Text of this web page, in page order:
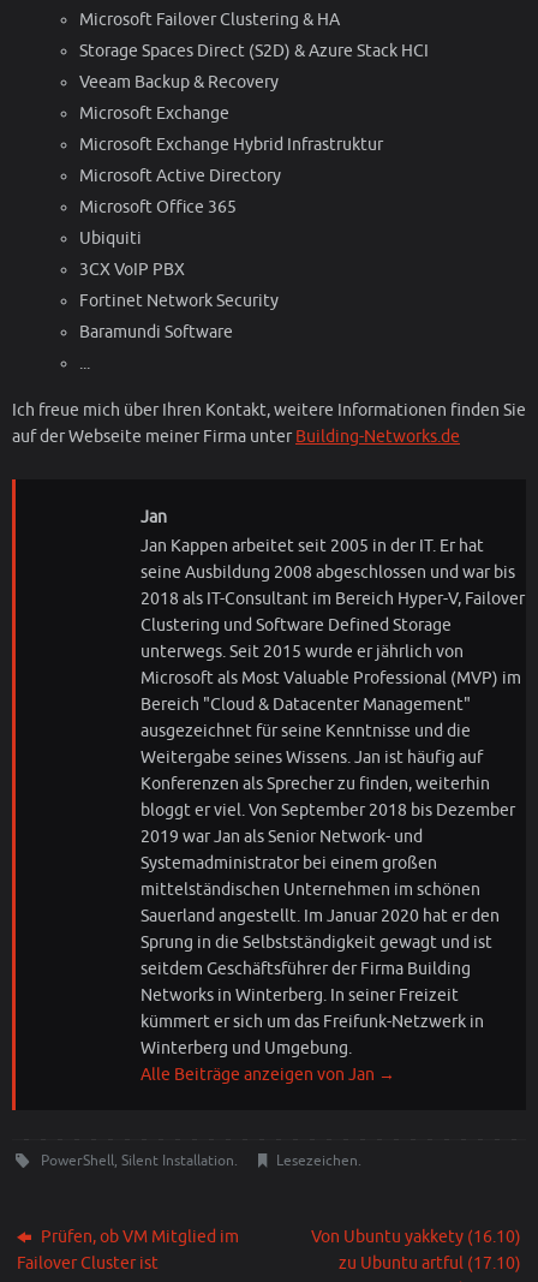
Microsoft Failover Clustering & HA
Storage Spaces Direct (S2D) & Azure Stack HCI
Veeam Backup & Recovery
Microsoft Exchange
Microsoft Exchange Hybrid Infrastruktur
Microsoft Active Directory
Microsoft Office 365
Ubiquiti
3CX VoIP PBX
Fortinet Network Security
Baramundi Software
...
Ich freue mich über Ihren Kontakt, weitere Informationen finden Sie
auf der Webseite meiner Firma unter Building-Networks.de
Jan
Jan Kappen arbeitet seit 2005 in der IT. Er hat
seine Ausbildung 2008 abgeschlossen und war bis
2018 als IT-Consultant im Bereich Hyper-V, Failover
Clustering und Software Defined Storage
unterwegs. Seit 2015 wurde er jährlich von
Microsoft als Most Valuable Professional (MVP) im
Bereich "Cloud & Datacenter Management"
ausgezeichnet für seine Kenntnisse und die
Weitergabe seines Wissens. Jan ist häufig auf
Konferenzen als Sprecher zu finden, weiterhin
bloggt er viel. Von September 2018 bis Dezember
2019 war Jan als Senior Network- und
Systemadministrator bei einem großen
mittelständischen Unternehmen im schönen
Sauerland angestellt. Im Januar 2020 hat er den
Sprung in die Selbstständigkeit gewagt und ist
seitdem Geschäftsführer der Firma Building
Networks in Winterberg. In seiner Freizeit
kümmert er sich um das Freifunk-Netzwerk in
Winterberg und Umgebung.
Alle Beiträge anzeigen von Jan →
PowerShell, Silent Installation. Lesezeichen.
Prüfen, ob VM Mitglied im
Failover Cluster ist
Von Ubuntu yakkety (16.10)
zu Ubuntu artful (17.10)